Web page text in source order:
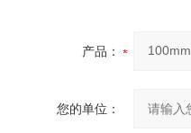
产品：
您的单位：